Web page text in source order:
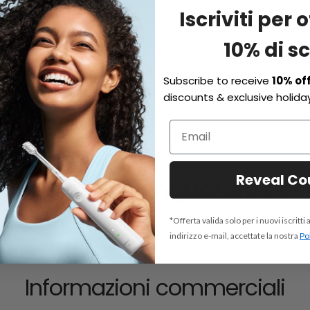
all'avanguardia per
Informazioni commerciali
Iscriviti per
10% di
Subscribe to receive10% off
discounts & exclusive
Reveal
*Offerta valida solo per i nuovi iscritti
indirizzo e-mail, accettate la nostra